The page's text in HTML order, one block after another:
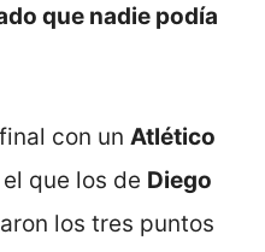
que nadie podía
con un Atlético
el que los de Diego
los tres puntos